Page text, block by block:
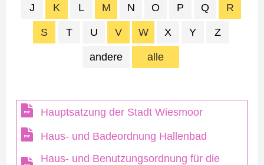
alle
J K L M N O P Q R
S T U V W X Y Z
andere
Hauptsatzung der Stadt Wiesmoor
Haus- und Badeordnung Hallenbad
Haus- und Benutzungsordnung für die